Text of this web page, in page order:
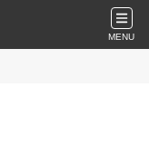
MENU